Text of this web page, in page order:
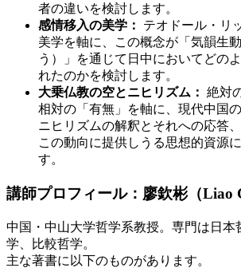
者の違いを検討します。
感情移入の美学：
テオドール・リ
美学を軸に、この概念が「気韻生
う）」を通じて日中においてどの
れたのかを検討します。
大乗仏教の空とニヒリズム： 絶対
相対の「有無」を軸に、現代中国
ニヒリズムの解釈とそれへの応答
この動向に提供しうる思想的資源
す。
講師プロフィール：廖欽彬（Liao
中国・中山大学哲学系教授。専門は日本
学、比較哲学。
主な著書に以下のものがあります。